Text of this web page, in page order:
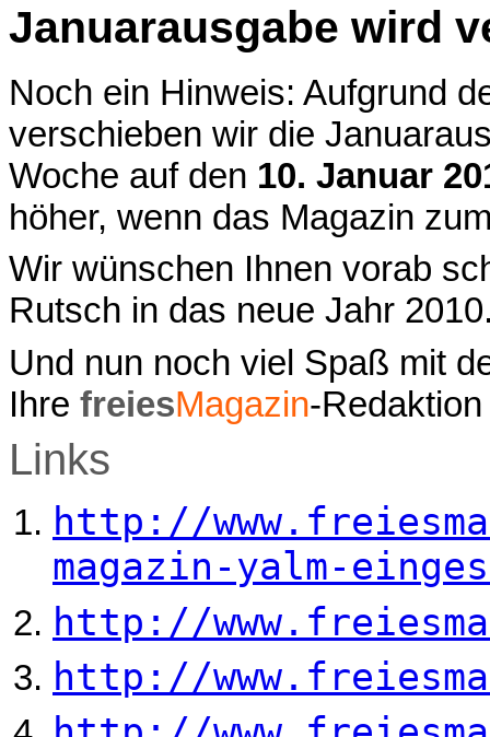
Januarausgabe wird
Noch ein Hinweis: Aufgrund
verschieben wir die
Woche auf den 10. Januar
höher, wenn das Magazin
Wir wünschen Ihnen vorab
Rutsch in das neue Jahr
Und nun noch viel Spaß mit
Ihre freiesMagazin-Redaktion
Links
http://
magazin-yalm-
http://
http://